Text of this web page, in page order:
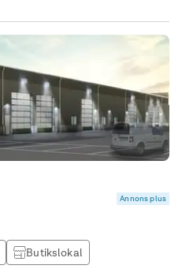
Annons plus
Butikslokal